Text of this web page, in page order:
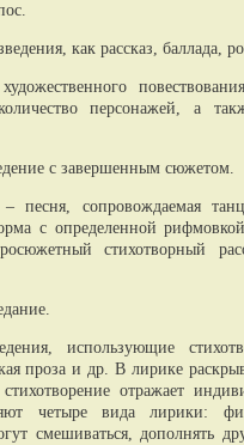
как рассказ, баллада,
персонажей, а
с завершенным сюжетом.
песня, сопровождаемая
с определенной
стихотворный
использующие
проза и др. В лирике
отражает
четыре вида лирики:
смешиваться, дополнять